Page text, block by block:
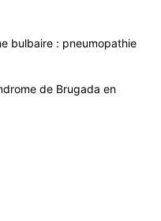
bulbaire : pneumopathie
de Brugada en